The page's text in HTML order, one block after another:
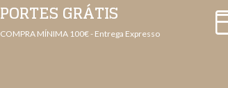
PORTES GRÁTIS
COMPRA MÍNIMA 100€ - Entrega Expresso